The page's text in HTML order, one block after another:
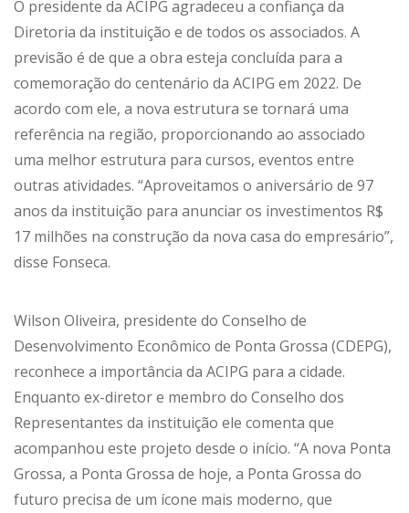
O presidente da ACIPG agradeceu a confiança da
Diretoria da instituição e de todos os associados. A
previsão é de que a obra esteja concluída para a
comemoração do centenário da ACIPG em 2022. De
acordo com ele, a nova estrutura se tornará uma
referência na região, proporcionando ao associado
uma melhor estrutura para cursos, eventos entre
outras atividades. “Aproveitamos o aniversário de 97
anos da instituição para anunciar os investimentos R$
17 milhões na construção da nova casa do empresário”,
disse Fonseca.
Wilson Oliveira, presidente do Conselho de
Desenvolvimento Econômico de Ponta Grossa (CDEPG),
reconhece a importância da ACIPG para a cidade.
Enquanto ex-diretor e membro do Conselho dos
Representantes da instituição ele comenta que
acompanhou este projeto desde o início. “A nova Ponta
Grossa, a Ponta Grossa de hoje, a Ponta Grossa do
futuro precisa de um ícone mais moderno, que